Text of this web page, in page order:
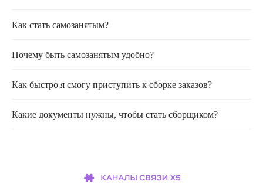
Как стать самозанятым?
Почему быть самозанятым удобно?
Как быстро я смогу приступить к сборке заказов?
Какие документы нужны, чтобы стать сборщиком?